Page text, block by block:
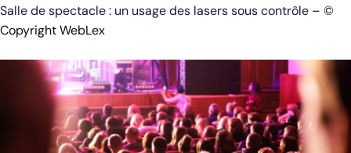
Salle de spectacle : un usage des lasers sous contrôle – ©
Copyright WebLex